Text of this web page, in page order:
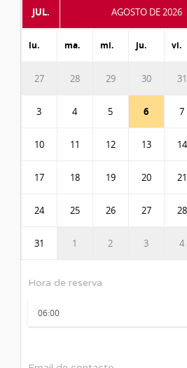
JUL. AGOSTO DE 2026
lu. ma. mi. ju. vi.
27 28 29 30 31
3 4 5 6 7
10 11 12 13 14
17 18 19 20 21
24 25 26 27 28
31 1 2 3 4
Hora de reserva